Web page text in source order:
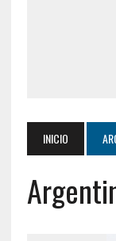
INICIO